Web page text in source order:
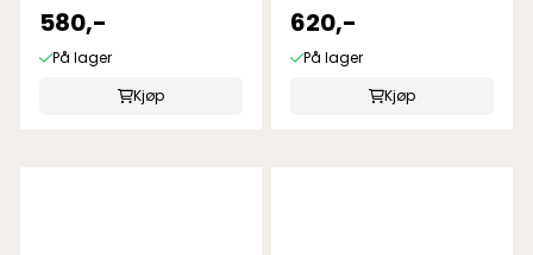
580,-
På lager
Kjøp
620,-
På lager
Kjøp